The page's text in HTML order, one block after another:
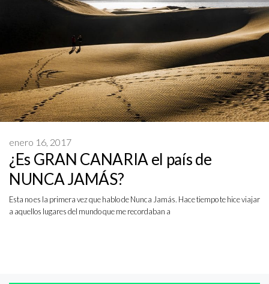
¿Es GRAN CANARIA el país de
NUNCA JAMÁS?
enero 16, 2017
Esta no es la primera vez que hablo de Nunca Jamás. Hace tiempo te hice viajar
a aquellos lugares del mundo que me recordaban a